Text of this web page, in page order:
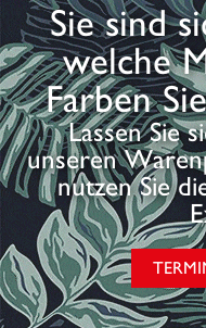
Sie sind
welche
Farben
Lassen Sie
unseren
nutzen Sie